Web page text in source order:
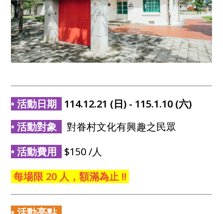
• 活動日期 114.12.21 (日) - 115.1.10 (六)
• 活動對象
對眷村文化有興趣之民眾
• 活動費用
$150 /人
每場限 20 人，額滿為止 !!